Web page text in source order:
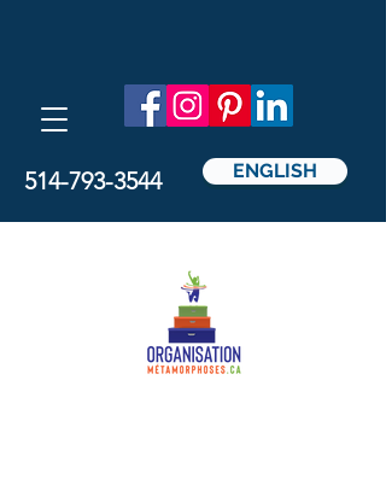
514-793-3544 ENGLISH